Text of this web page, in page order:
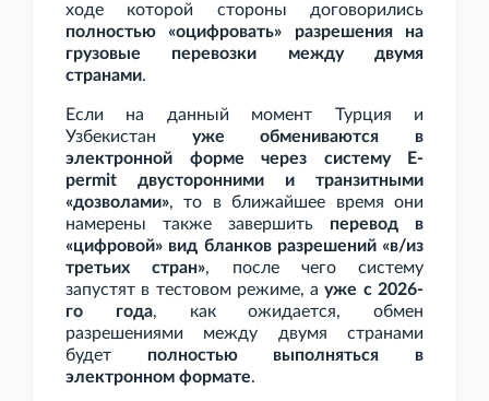
ходе которой стороны договорились
полностью «оцифровать» разрешения на
грузовые перевозки между двумя
странами.
Если на данный момент Турция и
Узбекистан уже обмениваются в
электронной форме через систему E-
permit двусторонними и транзитными
«дозволами», то в ближайшее время они
намерены также завершить перевод в
«цифровой» вид бланков разрешений «в/из
третьих стран», после чего систему
запустят в тестовом режиме, ауже с 2026-
го года, как ожидается, обмен
разрешениями между двумя странами
будет полностью выполняться в
электронном формате.